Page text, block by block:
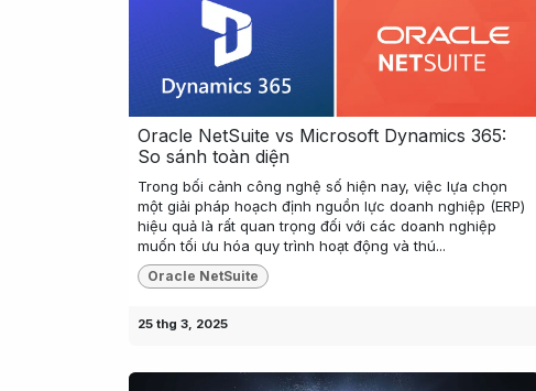
Oracle NetSuite vs Microsoft Dynamics 365:
So sánh toàn diện
Trong bối cảnh công nghệ số hiện nay, việc lựa chọn
một giải pháp hoạch định nguồn lực doanh nghiệp (ERP)
hiệu quả là rất quan trọng đối với các doanh nghiệp
muốn tối ưu hóa quy trình hoạt động và thú...
Oracle NetSuite
25 thg 3, 2025